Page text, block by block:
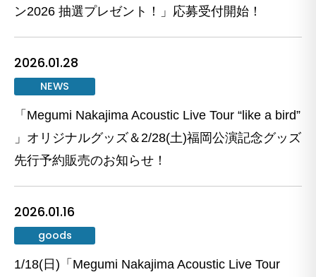
ン2026 抽選プレゼント！」応募受付開始！
2026.01.28
NEWS
「Megumi Nakajima Acoustic Live Tour “like a bird”
」オリジナルグッズ＆2/28(土)福岡公演記念グッズ
先行予約販売のお知らせ！
2026.01.16
goods
1/18(日)「Megumi Nakajima Acoustic Live Tour